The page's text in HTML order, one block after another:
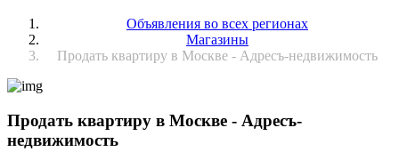
Объявления во всех регионах
Магазины
Продать квартиру в Москве - Адресъ-недвижимость
Продать квартиру в Москве - Адресъ-
недвижимость